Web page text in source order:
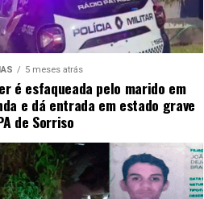
5 meses atrás
é esfaqueada pelo marido em
e dá entrada em estado grave
de Sorriso